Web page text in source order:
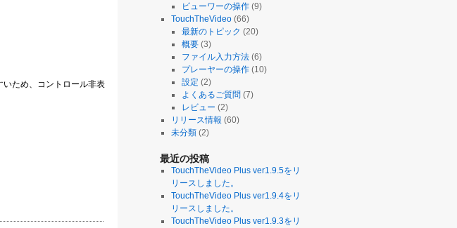
ため、コントロール非表
ビューワーの操作 (9)
TouchTheVideo(66)
最新のトピック (20)
概要 (3)
ファイル入力方法 (6)
プレーヤーの操作 (10)
設定 (2)
よくあるご質問 (7)
レビュー (2)
リリース情報 (60)
未分類(2)
最近の投稿
TouchTheVideo Plus ver1.9.5をリ
リースしました。
TouchTheVideo Plus ver1.9.4をリ
リースしました。
TouchTheVideo Plus ver1.9.3をリ